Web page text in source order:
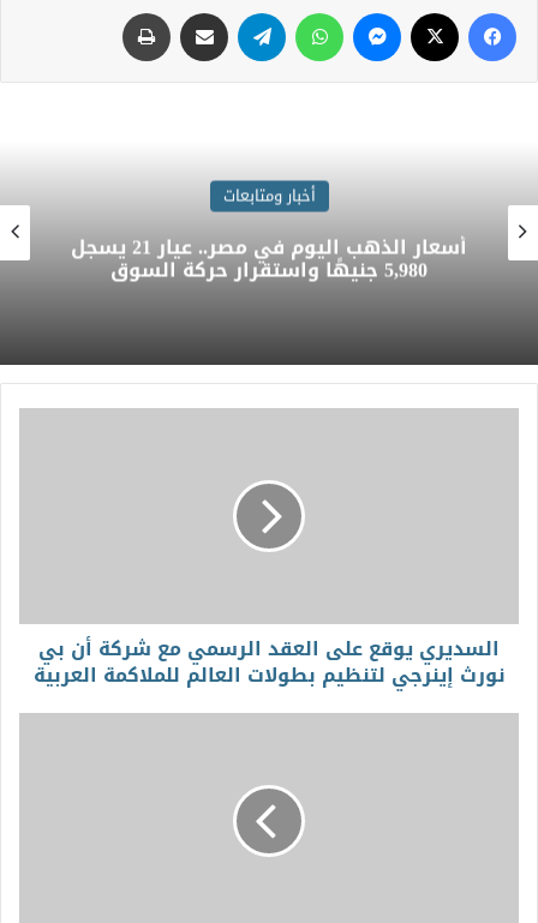
أخبار ومتابعات
أسعار العملات الأجنبية اليوم.. الدولار عند
49.85 جنيه للبيع واستقرار حركة الصرف
السديري يوقع على العقد الرسمي مع شركة أن بي
نورث إينرجي لتنظيم بطولات العالم للملاكمة العربية